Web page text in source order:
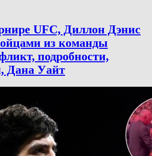
UFC, Диллон Дэнис
из команды
подробности,
Дана Уайт